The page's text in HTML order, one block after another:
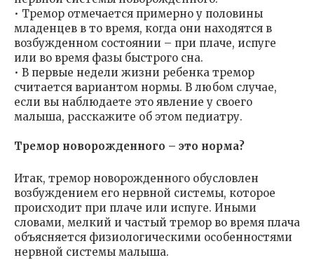
• Тремор отмечается примерно у половины
младенцев в то время, когда они находятся в
возбужденном состоянии – при плаче, испуге
или во время фазы быстрого сна.
• В первые недели жизни ребенка тремор
считается вариантом нормы. В любом случае,
если вы наблюдаете это явление у своего
малыша, расскажите об этом педиатру.
Тремор новорожденного – это норма?
Итак, тремор новорожденного обусловлен
возбуждением его нервной системы, которое
происходит при плаче или испуге. Иными
словами, мелкий и частый тремор во время плача
объясняется физиологическими особенностями
нервной системы малыша.